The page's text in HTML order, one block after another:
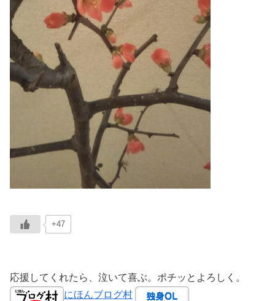
+47
応援してくれたら、泣いて喜ぶ。ポチッとよろしく。
にほんブログ村